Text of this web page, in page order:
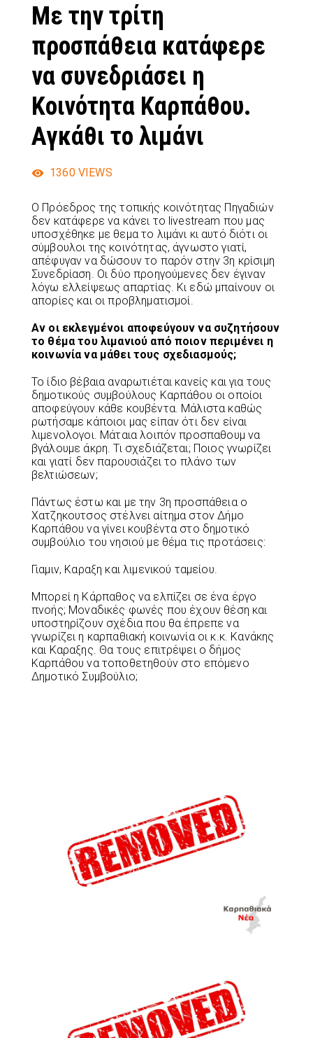
Με την τρίτη
προσπάθεια κατάφερε
να συνεδριάσει η
Κοινότητα Καρπάθου.
Αγκάθι το λιμάνι
1360 VIEWS
Ο Πρόεδρος της τοπικής κοινότητας Πηγαδιών
δεν κατάφερε να κάνει το livestream που μας
υποσχέθηκε με θεμα το λιμάνι κι αυτό διότι οι
σύμβουλοι της κοινότητας, άγνωστο γιατί,
απέφυγαν να δώσουν το παρόν στην 3η κρίσιμη
Συνεδρίαση. Οι δύο προηγούμενες δεν έγιναν
λόγω ελλείψεως απαρτίας. Κι εδώ μπαίνουν οι
απορίες και οι προβληματισμοί.
Αν οι εκλεγμένοι αποφεύγουν να συζητήσουν
το θέμα του λιμανιού από ποιον περιμένει η
κοινωνία να μάθει τους σχεδιασμούς;
Το ίδιο βέβαια αναρωτιέται κανείς και για τους
δημοτικούς συμβούλους Καρπάθου οι οποίοι
αποφεύγουν κάθε κουβέντα. Μάλιστα καθώς
ρωτήσαμε κάποιοι μας είπαν ότι δεν είναι
λιμενολογοι. Μάταια λοιπόν προσπαθουμ να
βγάλουμε άκρη. Τι σχεδιάζεται; Ποιος γνωρίζει
και γιατί δεν παρουσιάζει το πλάνο των
βελτιώσεων;
Πάντως έστω και με την 3η προσπάθεια ο
Χατζηκουτσος στέλνει αίτημα στον Δήμο
Καρπάθου να γίνει κουβέντα στο δημοτικό
συμβούλιο του νησιού με θέμα τις προτάσεις:
Γιαμιν, Καραξη και λιμενικού ταμείου.
Μπορεί η Κάρπαθος να ελπίζει σε ένα έργο
πνοής; Μοναδικές φωνές που έχουν θέση και
υποστηρίζουν σχέδια που θα έπρεπε να
γνωρίζει η καρπαθιακή κοινωνία οι κ.κ. Κανάκης
και Καραξης. Θα τους επιτρέψει ο δήμος
Καρπάθου να τοποθετηθούν στο επόμενο
Δημοτικό Συμβούλιο;